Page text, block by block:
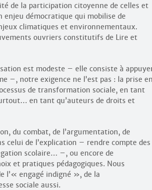
de la participation citoyenne de celles et
enjeu démocratique qui mobilise de
climatiques et environnementaux.
ouvriers constitutifs de Lire et
est modeste – elle consiste à
–, notre exigence ne l’est pas : la prise
de transformation sociale, en tant
en tant qu’auteurs de droits et
du combat, de l’argumentation, de
de l’explication – rendre compte des
scolaire… –, ou encore de
et pratiques pédagogiques. Nous
l’« engagé indigné », de la
sociale aussi.